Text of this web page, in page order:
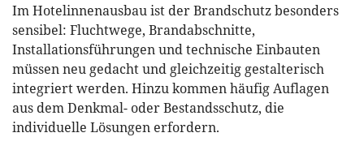
Im Hotelinnenausbau ist der Brandschutz besonders
sensibel: Fluchtwege, Brandabschnitte,
Installationsführungen und technische Einbauten
müssen neu gedacht und gleichzeitig gestalterisch
integriert werden. Hinzu kommen häufig Auflagen
aus dem Denkmal- oder Bestandsschutz, die
individuelle Lösungen erfordern.